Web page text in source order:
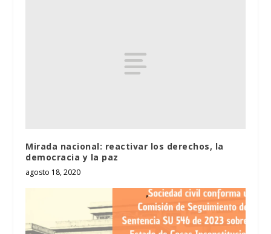
Mirada nacional: reactivar los derechos, la
democracia y la paz
agosto 18, 2020